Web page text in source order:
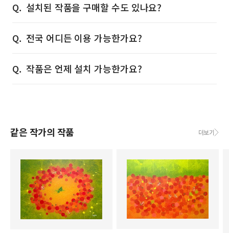
설치된 작품을 구매할 수도 있나요?
전국 어디든 이용 가능한가요?
작품은 언제 설치 가능한가요?
같은 작가의 작품 더보기